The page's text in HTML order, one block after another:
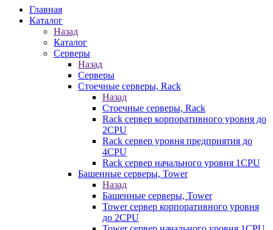
Главная
Каталог
Назад
Каталог
Серверы
Назад
Серверы
Стоечные серверы, Rack
Назад
Стоечные серверы, Rack
Rack сервер корпоративного уровня до
2CPU
Rack сервер уровня предприятия до
4CPU
Rack сервер начального уровня 1CPU
Башенные серверы, Tower
Назад
Башенные серверы, Tower
Tower сервер корпоративного уровня
до 2CPU